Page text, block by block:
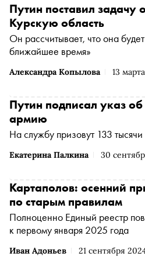
Александра Копылова 13
Путин поставил задачу
Курскую область
Он рассчитывает, что она
ближайшее время»
Екатерина Палкина 30
Путин подписал указ
армию
На службу призовут 133
Иван Адоньев 21 сентября
Картаполов: осенний
по старым правилам
Полноценно Единый реестр
к первому января 2025 года